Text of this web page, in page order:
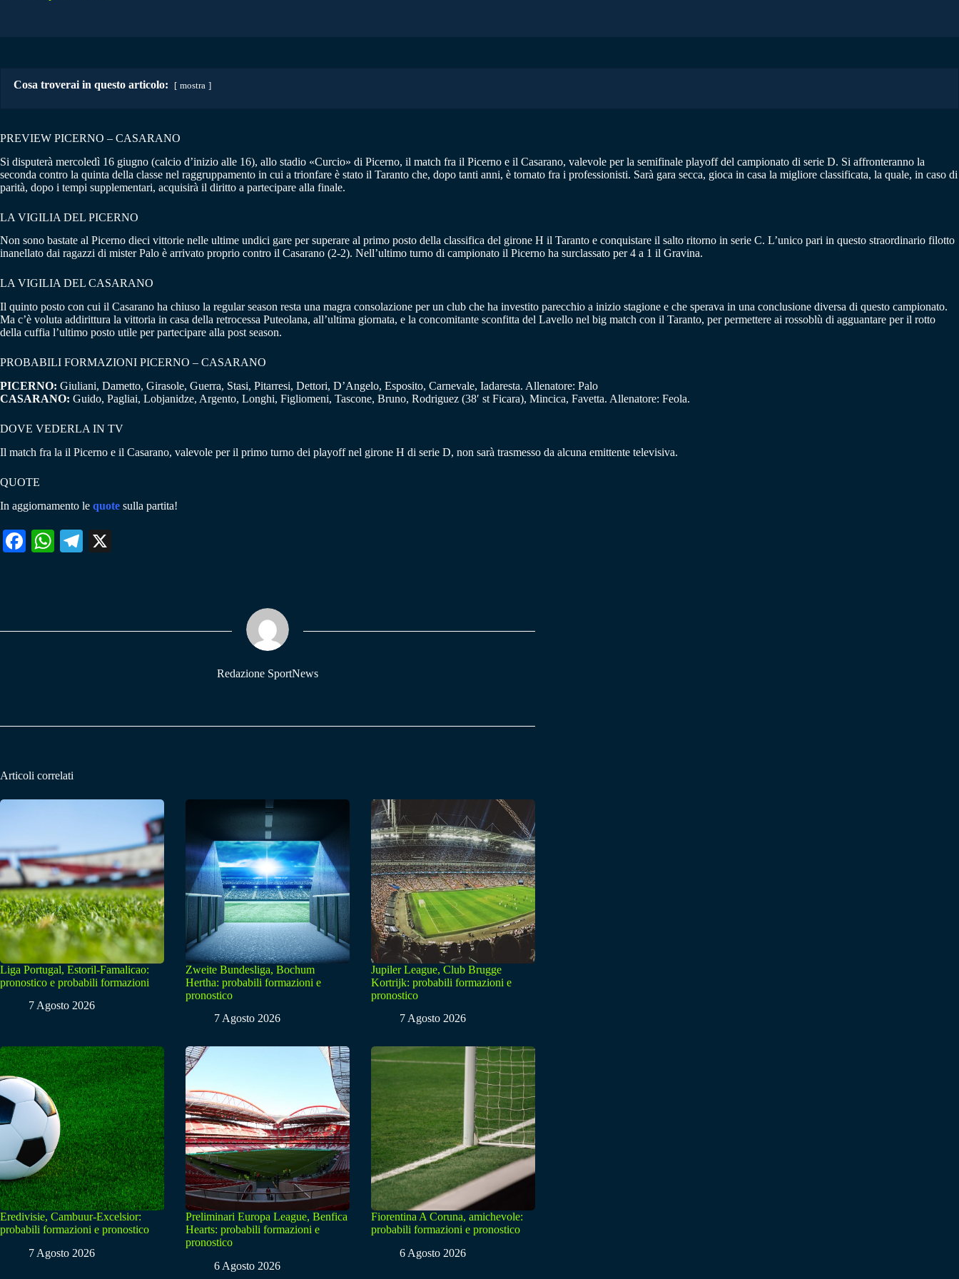
Cosa troverai in questo articolo: mostra
PREVIEW PICERNO – CASARANO
Si disputerà mercoledì 16 giugno (calcio d’inizio alle 16), allo stadio «Curcio» di Picerno, il match fra il Picerno e il Casarano, valevole per la semifinale playoff del campionato di serie D. Si affronteranno la
seconda contro la quinta della classe nel raggruppamento in cui a trionfare è stato il Taranto che, dopo tanti anni, è tornato fra i professionisti. Sarà gara secca, gioca in casa la migliore classificata, la quale, in caso di
parità, dopo i tempi supplementari, acquisirà il diritto a partecipare alla finale.
LA VIGILIA DEL PICERNO
Non sono bastate al Picerno dieci vittorie nelle ultime undici gare per superare al primo posto della classifica del girone H il Taranto e conquistare il salto ritorno in serie C. L’unico pari in questo straordinario filotto
inanellato dai ragazzi di mister Palo è arrivato proprio contro il Casarano (2-2). Nell’ultimo turno di campionato il Picerno ha surclassato per 4 a 1 il Gravina.
LA VIGILIA DEL CASARANO
Il quinto posto con cui il Casarano ha chiuso la regular season resta una magra consolazione per un club che ha investito parecchio a inizio stagione e che sperava in una conclusione diversa di questo campionato.
Ma c’è voluta addirittura la vittoria in casa della retrocessa Puteolana, all’ultima giornata, e la concomitante sconfitta del Lavello nel big match con il Taranto, per permettere ai rossoblù di agguantare per il rotto
della cuffia l’ultimo posto utile per partecipare alla post season.
PROBABILI FORMAZIONI PICERNO – CASARANO
PICERNO: Giuliani, Dametto, Girasole, Guerra, Stasi, Pitarresi, Dettori, D’Angelo, Esposito, Carnevale, Iadaresta. Allenatore: Palo
CASARANO: Guido, Pagliai, Lobjanidze, Argento, Longhi, Figliomeni, Tascone, Bruno, Rodriguez (38′ st Ficara), Mincica, Favetta. Allenatore: Feola.
DOVE VEDERLA IN TV
Il match fra la il Picerno e il Casarano, valevole per il primo turno dei playoff nel girone H di serie D, non sarà trasmesso da alcuna emittente televisiva.
QUOTE
In aggiornamento le quote sulla partita!
Fa W
pp
Te
m
Redazione SportNews
Articoli correlati
Liga Portugal, Estoril-Famalicao:
pronostico e probabili formazioni
7 Agosto 2026
Zweite Bundesliga, Bochum
Hertha: probabili formazioni e
pronostico
7 Agosto 2026
Jupiler League, Club Brugge
Kortrijk: probabili formazioni e
pronostico
7 Agosto 2026
Eredivisie, Cambuur-Excelsior:
probabili formazioni e pronostico
7 Agosto 2026
Preliminari Europa League, Benfica
Hearts: probabili formazioni e
pronostico
6 Agosto 2026
Fiorentina A Coruna, amichevole:
probabili formazioni e pronostico
6 Agosto 2026